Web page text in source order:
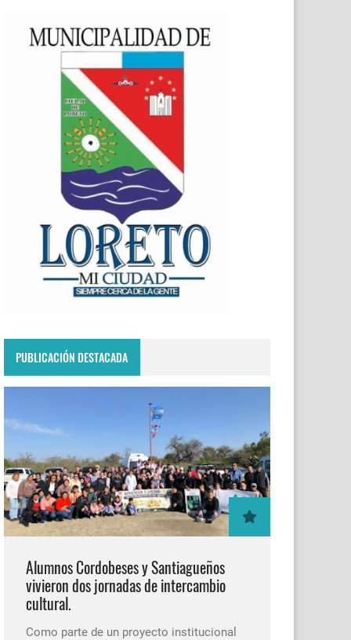
PUBLICACIÓN DESTACADA
Alumnos Cordobeses y Santiagueños
vivieron dos jornadas de intercambio
cultural.
Como parte de un proyecto institucional